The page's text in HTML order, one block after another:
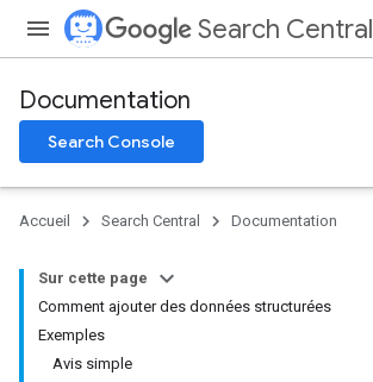
Search Central
Documentation
Search Console
Accueil Search Central Documentation
Sur cette page
Comment ajouter des données structurées
Exemples
Avis simple